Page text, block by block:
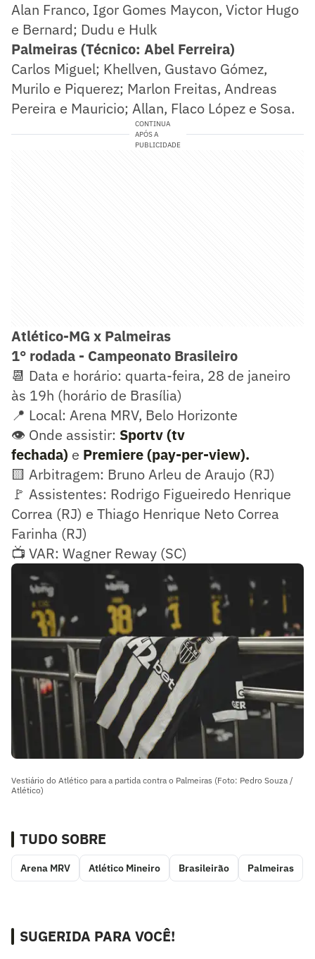
Alan Franco, Igor Gomes Maycon, Victor Hugo
e Bernard; Dudu e Hulk
Palmeiras (Técnico: Abel Ferreira)
Carlos Miguel; Khellven, Gustavo Gómez,
Murilo e Piquerez; Marlon Freitas, Andreas
Pereira e Mauricio; Allan, Flaco López e Sosa.
CONTINUA
APÓS A
PUBLICIDADE
Atlético-MG x Palmeiras
1° rodada - Campeonato Brasileiro
📆 Data e horário: quarta-feira, 28 de janeiro
às 19h (horário de Brasília)
📍 Local: Arena MRV, Belo Horizonte
👁️ Onde assistir: Sportv (tv
fechada) e Premiere (pay-per-view).
🟨 Arbitragem: Bruno Arleu de Araujo (RJ)
🚩 Assistentes: Rodrigo Figueiredo Henrique
Correa (RJ) e Thiago Henrique Neto Correa
Farinha (RJ)
📺 VAR: Wagner Reway (SC)
Vestiário do Atlético para a partida contra o Palmeiras (Foto: Pedro Souza /
Atlético)
TUDO SOBRE
Arena MRV Atlético Mineiro Brasileirão Palmeiras
SUGERIDA PARA VOCÊ!